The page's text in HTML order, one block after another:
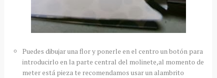
Puedes dibujar una flor y ponerle en el centro un botón para
introducirlo en la parte central del molinete,al momento de
meter está pieza te recomendamos usar un alambrito